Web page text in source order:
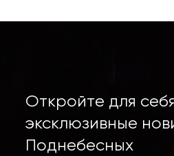
Откройте для
эксклюзивные
Поднебесных